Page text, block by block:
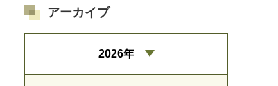
アーカイブ
2026年